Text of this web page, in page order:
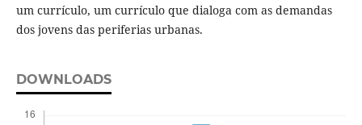
um currículo, um currículo que dialoga com as demandas
dos jovens das periferias urbanas.
DOWNLOADS